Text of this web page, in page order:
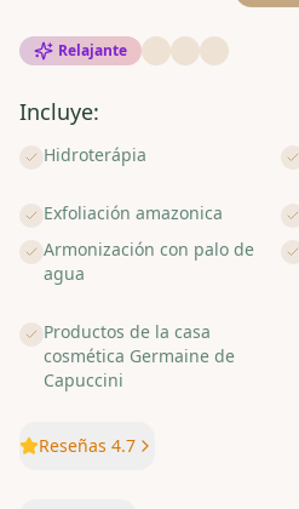
Relajante
Incluye:
Hidroterápia
Exfoliación amazonica
Armonización con palo de
agua
Productos de la casa
cosmética Germaine de
Capuccini
Reseñas 4.7